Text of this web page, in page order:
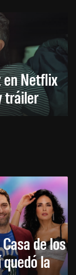
en Netflix
tráiler
de los
la